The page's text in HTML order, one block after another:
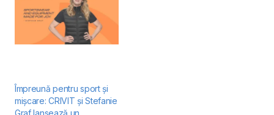
Împreună pentru sport și
mișcare: CRIVIT și Stefanie